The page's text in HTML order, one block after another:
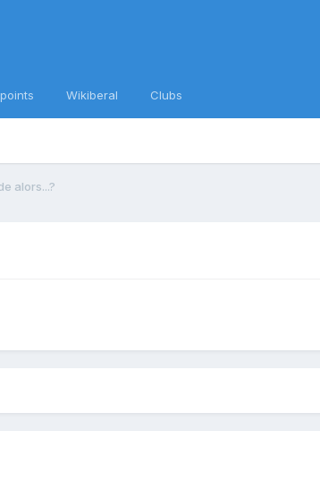
Wikiberal Clubs
alors...?